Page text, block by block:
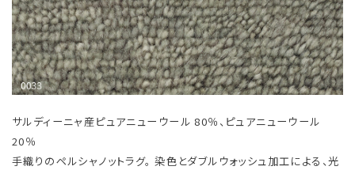
サルディーニャ産ピュアニューウール 80％、ピュアニューウール
20％
手織りのペルシャノットラグ。 染色とダブルウォッシュ加工による、光